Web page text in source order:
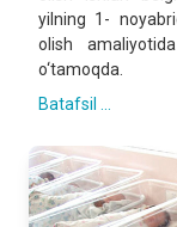
yilning 1-
olish
o‘tamoqda.
Batafsil ...